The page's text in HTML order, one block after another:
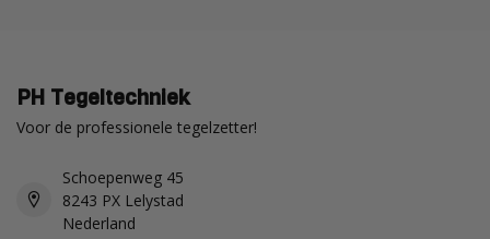
PH Tegeltechniek
Voor de professionele tegelzetter!
Schoepenweg 45
8243 PX Lelystad
Nederland